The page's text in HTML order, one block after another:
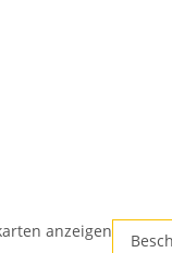
anzeigen